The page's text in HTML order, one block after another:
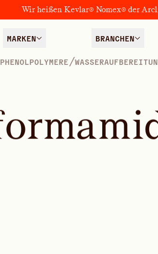
Wir heißen Kevlar® Nomex® der
MARKEN BRANCHEN
/
ormami